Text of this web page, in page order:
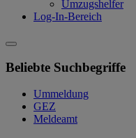
Umzugshelfer
Log-In-Bereich
Beliebte Suchbegriffe
Ummeldung
GEZ
Meldeamt